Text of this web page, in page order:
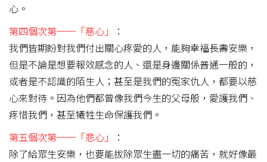
心。
第四個次第──「慈心」
：
我們皆期盼對我們付出關心疼愛的人，能夠幸福長壽安樂，
但是不論是想要報效感念的人、還是身邊關係普通一般的，
或者是不認識的陌生人；甚至是我們的冤家仇人，都要以慈
心來對待。因為他們都曾像我們今生的父母般，愛護我們、
疼惜我們，甚至犧牲生命保護我們。
第五個次第──「悲心」
：
除了給眾生安樂，也要能拔除眾生盡一切的痛苦，就好像最